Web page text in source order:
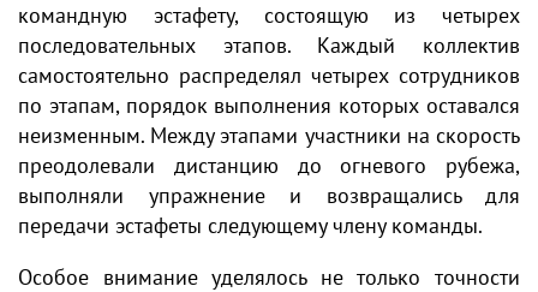
командную эстафету, состоящую из четырех
последовательных этапов. Каждый коллектив
самостоятельно распределял четырех сотрудников
по этапам, порядок выполнения которых оставался
неизменным. Между этапами участники на скорость
преодолевали дистанцию до огневого рубежа,
выполняли упражнение и возвращались для
передачи эстафеты следующему члену команды.
Особое внимание уделялось не только точности